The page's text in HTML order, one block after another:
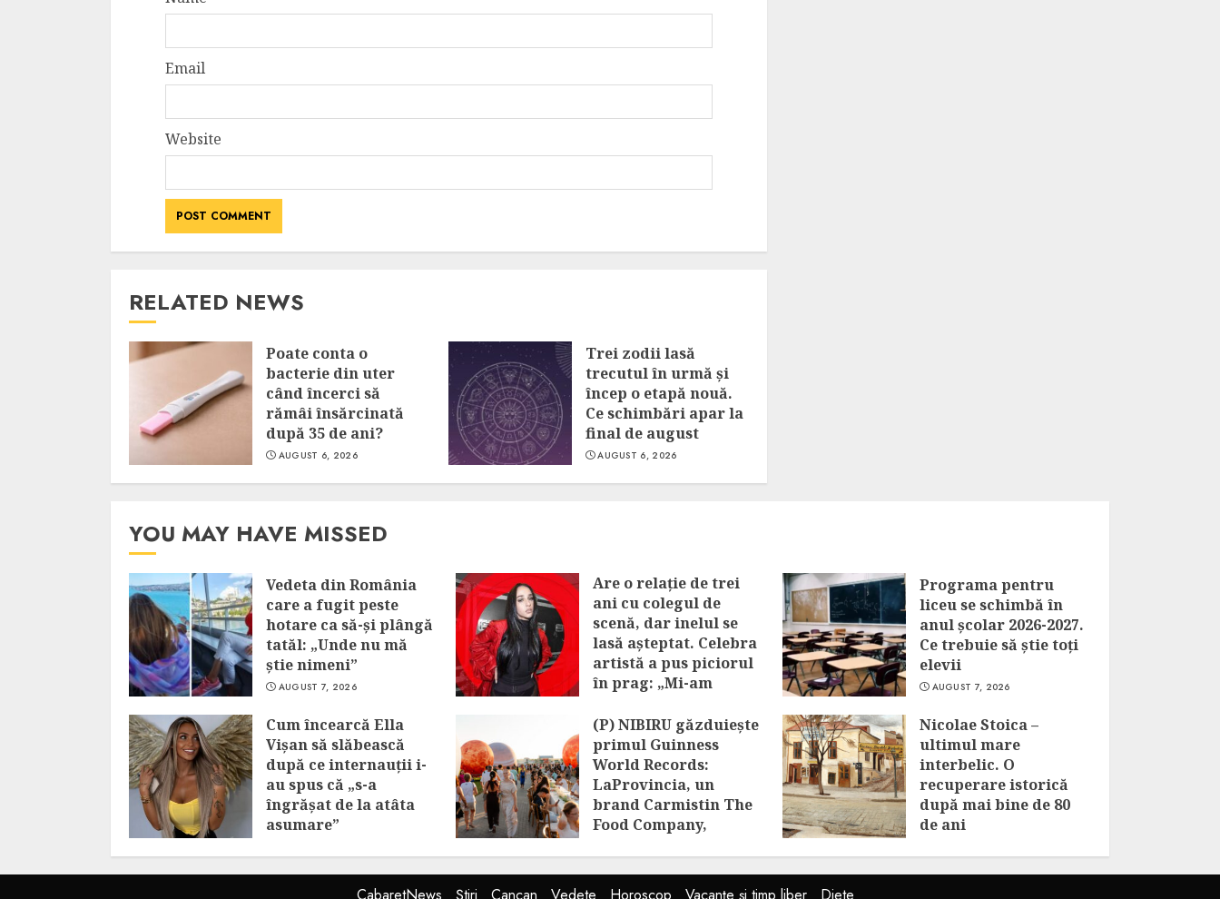
Email
Website
RELATED NEWS
Poate conta o
bacterie din uter
când încerci să
rămâi însărcinată
după 35 de ani?
AUGUST 6, 2026
Trei zodii lasă
trecutul în urmă și
încep o etapă nouă.
Ce schimbări apar la
final de august
AUGUST 6, 2026
YOU MAY HAVE MISSED
Vedeta din România
care a fugit peste
hotare ca să-și plângă
tatăl: „Unde nu mă
știe nimeni”
AUGUST 7, 2026
Are o relație de trei
ani cu colegul de
scenă, dar inelul se
lasă așteptat. Celebra
artistă a pus piciorul
în prag: „Mi-am
AUGUST 7, 2026
Programa pentru
liceu se schimbă în
anul școlar 2026-2027.
Ce trebuie să știe toți
elevii
AUGUST 7, 2026
Cum încearcă Ella
Vișan să slăbească
după ce internauții i-
au spus că „s-a
îngrășat de la atâta
asumare”
(P) NIBIRU găzduiește
primul Guinness
World Records:
LaProvincia, un
brand Carmistin The
Food Company,
mai mare porție de
Nicolae Stoica –
ultimul mare
interbelic. O
recuperare istorică
după mai bine de 80
de ani